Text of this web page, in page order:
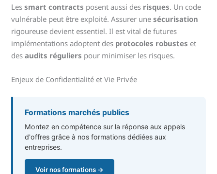
Lessmart contracts posent aussi des risques. Un code
vulnérable peut être exploité. Assurer unesécurisation
rigoureuse devient essentiel. Il est vital de futures
implémentations adoptent des protocoles robustes et
desaudits réguliers pour minimiser les risques.
Enjeux de Confidentialité et Vie Privée
Formations marchés publics
Montez en compétence sur la réponse aux appels
d'offres grâce à nos formations dédiées aux
entreprises.
Voir nos formations →